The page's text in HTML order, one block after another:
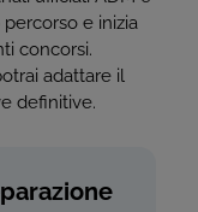
e inizia
concorsi.
adattare il
definitive.